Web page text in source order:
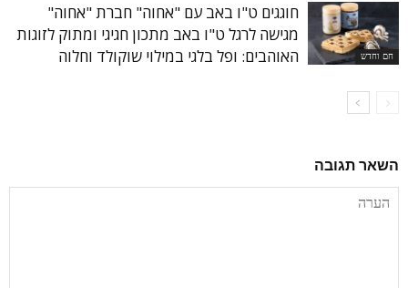
חם וחדש
חוגגים ט"ו באב עם "אחוה" חברת "אחוה"
מגישה לרגל ט"ו באב מתכון חגיגי ומתוק לזוגות
האוהבים: ופל בלגי במילוי שוקולד וחלוה
השאר תגובה